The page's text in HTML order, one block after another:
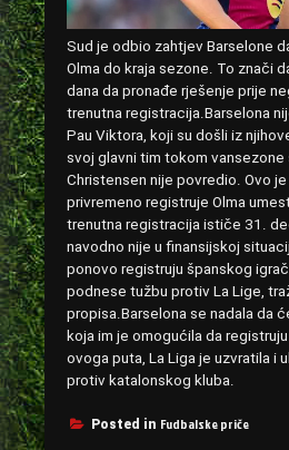
Sud je odbio zahtjev Barselone
Olma do kraja sezone. To znači
dana da pronađe rješenje prije
trenutna registracija.Barselona
Pau Viktora, koji su došli iz
svoj glavni tim tokom vansezone
Christensen nije povredio. Ovo
privremeno registruje Olma
trenutna registracija ističe 31.
navodno nije u finansijskoj
ponovo registruju španskog
podnese tužbu protiv La Lige,
propisa.Barselona se nadala da
koja im je omogućila da
ovoga puta, La Liga je uzvratila i
protiv katalonskog kluba.
Posted in Fudbalske priče